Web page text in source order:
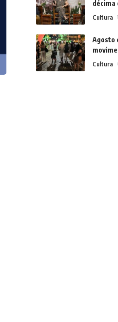
décima
Cultura
Agosto
Cultura